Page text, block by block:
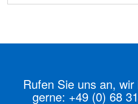
Rufen Sie uns an,
gerne: +49 (0) 68